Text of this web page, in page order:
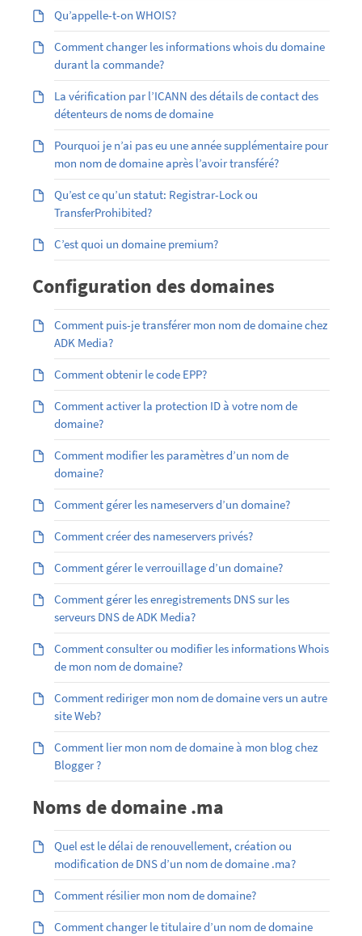
Qu’appelle-t-on WHOIS?
Comment changer les informations whois du domaine
durant la commande?
La vérification par l’ICANN des détails de contact des
détenteurs de noms de domaine
Pourquoi je n’ai pas eu une année supplémentaire pour
mon nom de domaine après l’avoir transféré?
Qu’est ce qu’un statut: Registrar-Lock ou
TransferProhibited?
C’est quoi un domaine premium?
Configuration des domaines
Comment puis-je transférer mon nom de domaine chez
ADK Media?
Comment obtenir le code EPP?
Comment activer la protection ID à votre nom de
domaine?
Comment modifier les paramètres d’un nom de
domaine?
Comment gérer les nameservers d’un domaine?
Comment créer des nameservers privés?
Comment gérer le verrouillage d’un domaine?
Comment gérer les enregistrements DNS sur les
serveurs DNS de ADK Media?
Comment consulter ou modifier les informations Whois
de mon nom de domaine?
Comment rediriger mon nom de domaine vers un autre
site Web?
Comment lier mon nom de domaine à mon blog chez
Blogger ?
Noms de domaine .ma
Quel est le délai de renouvellement, création ou
modification de DNS d’un nom de domaine .ma?
Comment résilier mon nom de domaine?
Comment changer le titulaire d’un nom de domaine